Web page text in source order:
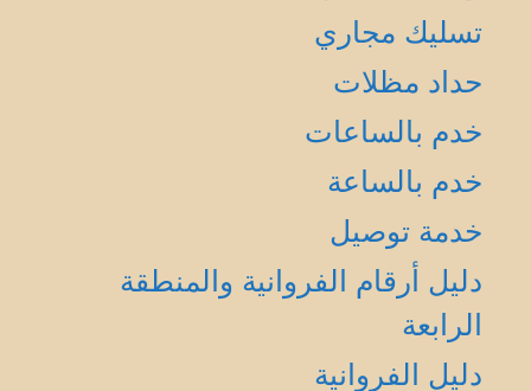
تسليك مجاري
حداد مظلات
خدم بالساعات
خدم بالساعة
خدمة توصيل
دليل أرقام الفروانية والمنطقة
الرابعة
دليل الفروانية